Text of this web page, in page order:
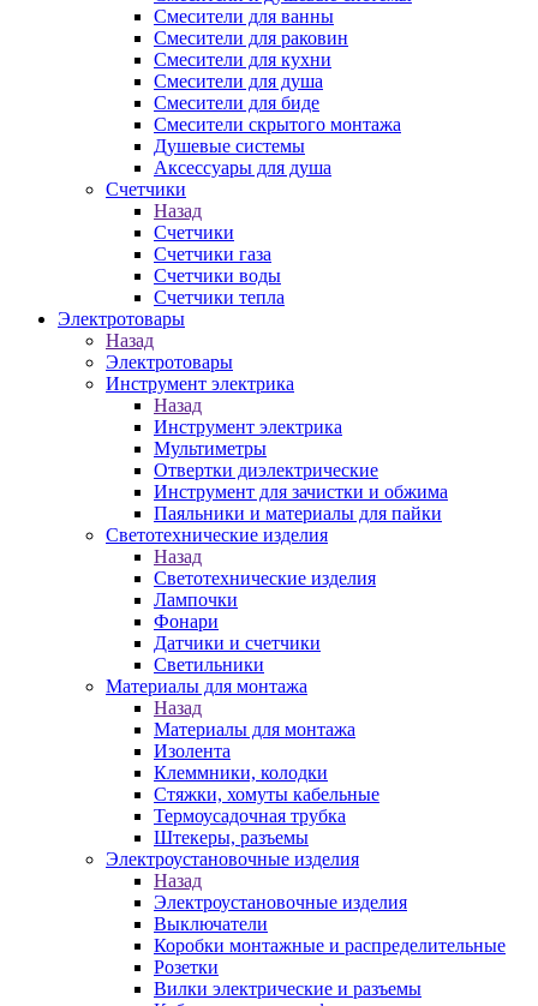
Смесители для ванны
Смесители для раковин
Смесители для кухни
Смесители для душа
Смесители для биде
Смесители скрытого монтажа
Душевые системы
Аксессуары для душа
Счетчики
Назад
Счетчики
Счетчики газа
Счетчики воды
Счетчики тепла
Электротовары
Назад
Электротовары
Инструмент электрика
Назад
Инструмент электрика
Мультиметры
Отвертки диэлектрические
Инструмент для зачистки и обжима
Паяльники и материалы для пайки
Светотехнические изделия
Назад
Светотехнические изделия
Лампочки
Фонари
Датчики и счетчики
Светильники
Материалы для монтажа
Назад
Материалы для монтажа
Изолента
Клеммники, колодки
Стяжки, хомуты кабельные
Термоусадочная трубка
Штекеры, разъемы
Электроустановочные изделия
Назад
Электроустановочные изделия
Выключатели
Коробки монтажные и распределительные
Розетки
Вилки электрические и разъемы